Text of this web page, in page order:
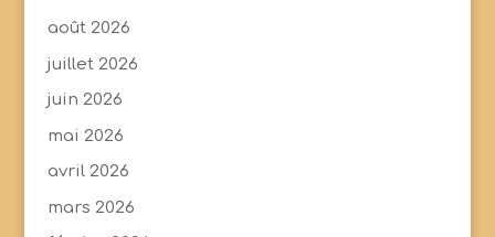
août 2026
juillet 2026
juin 2026
mai 2026
avril 2026
mars 2026